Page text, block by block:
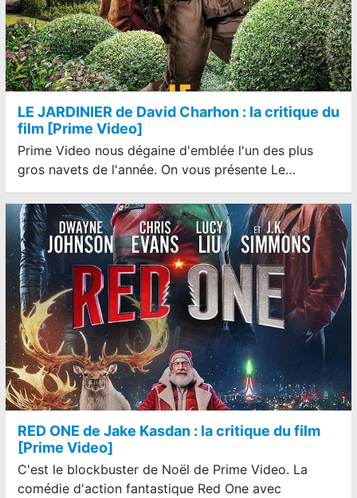
LE JARDINIER de David Charhon : la critique du
film [Prime Video]
Prime Video nous dégaine d'emblée l'un des plus
gros navets de l'année. On vous présente Le…
RED ONE de Jake Kasdan : la critique du film
[Prime Video]
C'est le blockbuster de Noël de Prime Video. La
comédie d'action fantastique Red One avec